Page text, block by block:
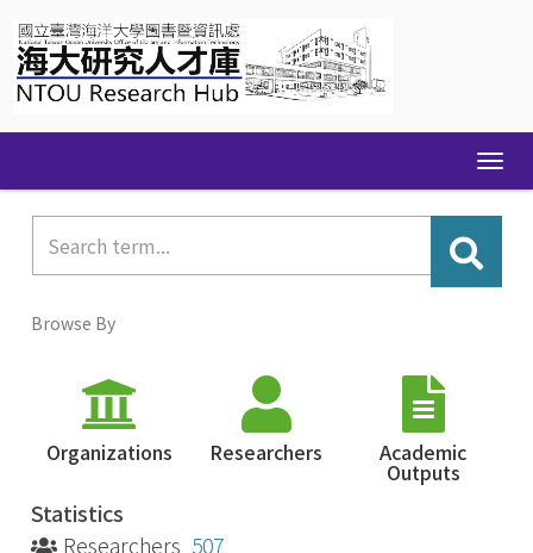
navigation
Browse By
Organizations Researchers Academic
Outputs
Statistics
Researchers 507